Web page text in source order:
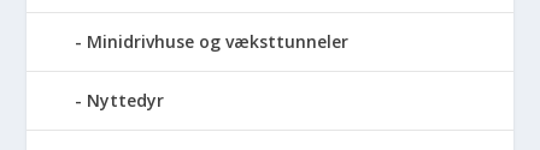
Minidrivhuse og væksttunneler
Nyttedyr